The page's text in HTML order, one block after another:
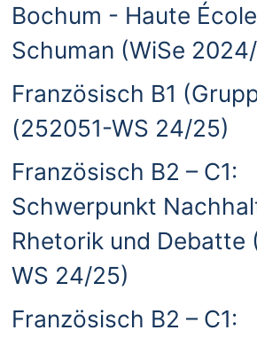
Bochum - Haute
Schuman (WiSe
Französisch B1
(252051-WS 24/25)
Französisch B2 – C1:
Schwerpunkt
Rhetorik und Debatte
WS 24/25)
Französisch B2 – C1: